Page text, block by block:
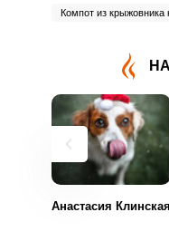
Компот из крыжовника
Анастасия Клинская